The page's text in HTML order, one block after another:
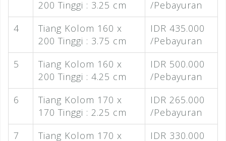
200 Tinggi : 3.25 cm
/Pebayuran
4
Tiang Kolom 160 x
200 Tinggi : 3.75 cm
IDR 435.000
/Pebayuran
5
Tiang Kolom 160 x
200 Tinggi : 4.25 cm
IDR 500.000
/Pebayuran
6
Tiang Kolom 170 x
170 Tinggi : 2.25 cm
IDR 265.000
/Pebayuran
7
Tiang Kolom 170 x
IDR 330.000